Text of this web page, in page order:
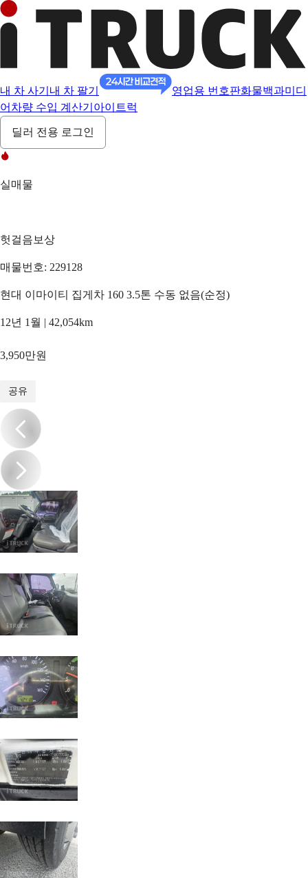
내 차 사기 내 차 팔기 영업용 번호판화물백과미디
어 차량 수입 계산기 아이트럭
딜러 전용 로그인
실매물
헛걸음보상
매물번호: 229128
현대 이마이티 집게차 160 3.5톤 수동 없음(순정)
12년 1월 | 42,054km
3,950만원
공유
/18